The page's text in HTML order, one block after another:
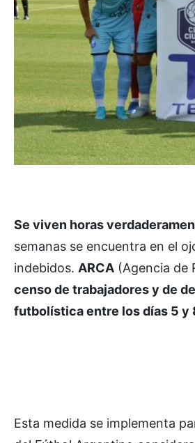
Se viven horas
semanas se encuentra en el
indebidos. ARCA (Agencia de
censo de trabajadores y de
futbolística entre los días 5 y
Esta medida se implementa